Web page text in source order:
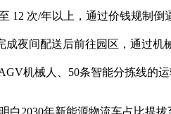
12 次/年以上，通过价钱规制
夜间配送后前往园区，通过
机械人、50条智能分拣线的运